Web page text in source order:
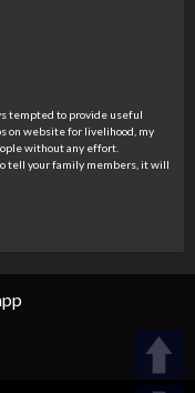
tempted to provide useful
on website for livelihood, my
without any effort.
tell your family members, it will